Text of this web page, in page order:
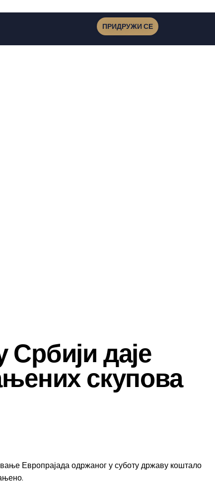
ПРИДРУЖИ СЕ
Србији даје
скупова
Европрајада одржаног у суботу државу коштало